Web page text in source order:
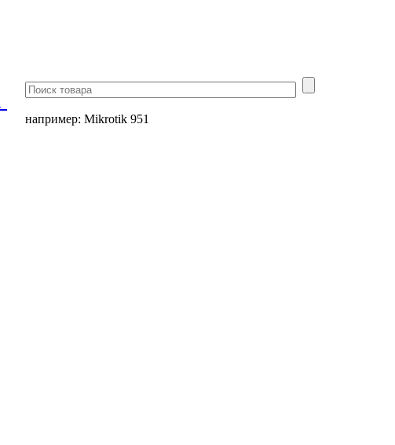
например: Mikrotik 951